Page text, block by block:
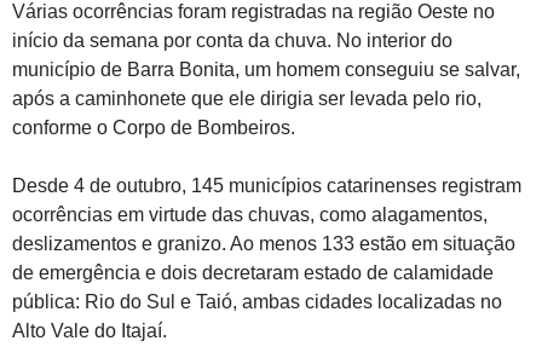
Várias ocorrências foram registradas na região Oeste no
início da semana por conta da chuva. No interior do
município de Barra Bonita, um homem conseguiu se salvar,
após a caminhonete que ele dirigia ser levada pelo rio,
conforme o Corpo de Bombeiros.
Desde 4 de outubro, 145 municípios catarinenses registram
ocorrências em virtude das chuvas, como alagamentos,
deslizamentos e granizo. Ao menos 133 estão em situação
de emergência e dois decretaram estado de calamidade
pública: Rio do Sul e Taió, ambas cidades localizadas no
Alto Vale do Itajaí.